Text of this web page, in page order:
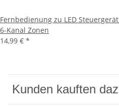
Fernbedienung zu LED
6-Kanal Zonen
14,99 € *
Kunden kauften